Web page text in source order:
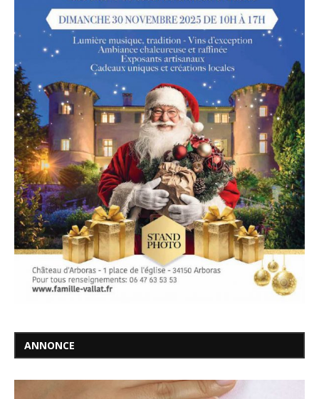
ANNONCE